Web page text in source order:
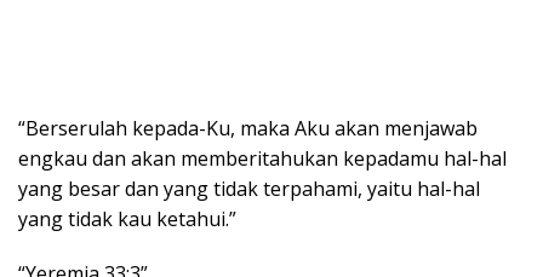
“Berserulah kepada-Ku, maka Aku akan menjawab
engkau dan akan memberitahukan kepadamu hal-hal
yang besar dan yang tidak terpahami, yaitu hal-hal
yang tidak kau ketahui.”